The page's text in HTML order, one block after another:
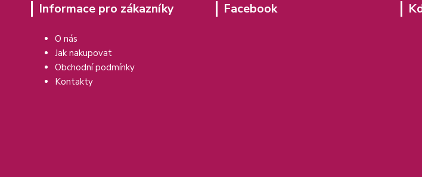
Informace pro zákazníky
O nás
Jak nakupovat
Obchodní podmínky
Kontakty
Facebook